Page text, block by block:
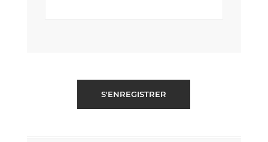
S'ENREGISTRER